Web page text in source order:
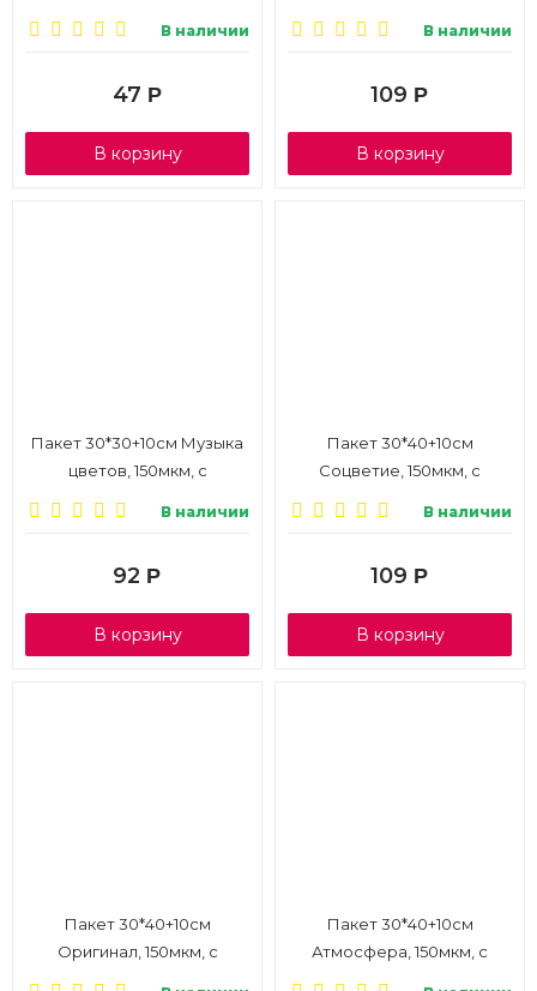
В наличии
47 Р
В корзину
В наличии
109 Р
В корзину
Пакет 30*30+10см Музыка
цветов, 150мкм, с
В наличии
92 Р
В корзину
Пакет 30*40+10см
Соцветие, 150мкм, с
В наличии
109 Р
В корзину
Пакет 30*40+10см
Оригинал, 150мкм, с
Пакет 30*40+10см
Атмосфера, 150мкм, с